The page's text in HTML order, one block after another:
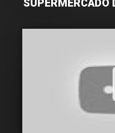
SUPERMERCADO